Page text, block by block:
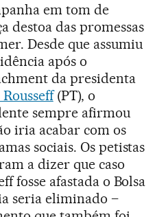
em tom de
destoa das promessas
Desde que assumiu
após o
da presidenta
(PT), o
sempre afirmou
iria acabar com os
sociais. Os petistas
a dizer que caso
fosse afastada o Bolsa
seria eliminado –